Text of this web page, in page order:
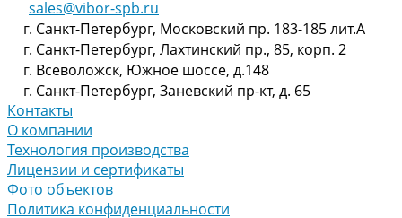
sales@vibor-spb.ru
г. Санкт-Петербург, Московский пр. 183-185 лит.А
г. Санкт-Петербург, Лахтинский пр., 85, корп. 2
г. Всеволожск, Южное шоссе, д.148
г. Санкт-Петербург, Заневский пр-кт, д. 65
Контакты
О компании
Технология производства
Лицензии и сертификаты
Фото объектов
Политика конфиденциальности